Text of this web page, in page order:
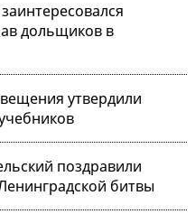
дольщиков в
утвердили
поздравили
битвы